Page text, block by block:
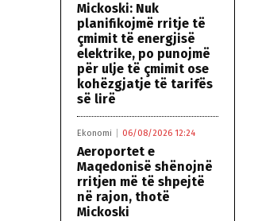
Mickoski: Nuk
planifikojmë rritje të
çmimit të energjisë
elektrike, po punojmë
për ulje të çmimit ose
kohëzgjatje të tarifës
së lirë
Ekonomi 06/08/2026 12:24
Aeroportet e
Maqedonisë shënojnë
rritjen më të shpejtë
në rajon, thotë
Mickoski